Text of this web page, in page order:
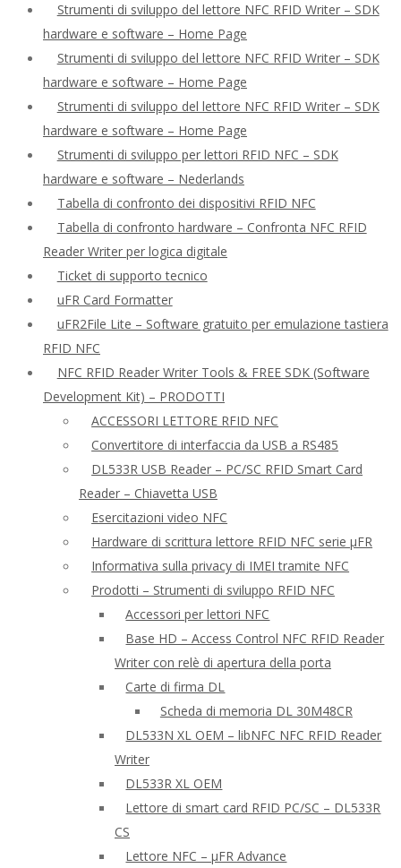
Strumenti di sviluppo del lettore NFC RFID Writer – SDK
hardware e software – Home Page
Strumenti di sviluppo del lettore NFC RFID Writer – SDK
hardware e software – Home Page
Strumenti di sviluppo del lettore NFC RFID Writer – SDK
hardware e software – Home Page
Strumenti di sviluppo per lettori RFID NFC – SDK
hardware e software – Nederlands
Tabella di confronto dei dispositivi RFID NFC
Tabella di confronto hardware – Confronta NFC RFID
Reader Writer per logica digitale
Ticket di supporto tecnico
uFR Card Formatter
uFR2File Lite – Software gratuito per emulazione tastiera
RFID NFC
NFC RFID Reader Writer Tools & FREE SDK (Software
Development Kit) – PRODOTTI
ACCESSORI LETTORE RFID NFC
Convertitore di interfaccia da USB a RS485
DL533R USB Reader – PC/SC RFID Smart Card
Reader – Chiavetta USB
Esercitazioni video NFC
Hardware di scrittura lettore RFID NFC serie μFR
Informativa sulla privacy di IMEI tramite NFC
Prodotti – Strumenti di sviluppo RFID NFC
Accessori per lettori NFC
Base HD – Access Control NFC RFID Reader
Writer con relè di apertura della porta
Carte di firma DL
Scheda di memoria DL 30M48CR
DL533N XL OEM – libNFC NFC RFID Reader
Writer
DL533R XL OEM
Lettore di smart card RFID PC/SC – DL533R
CS
Lettore NFC – μFR Advance